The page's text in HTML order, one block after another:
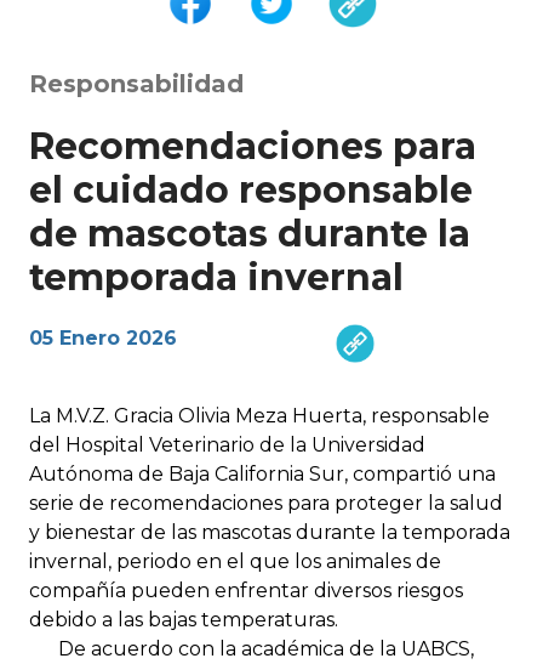
Responsabilidad
Recomendaciones para
el cuidado responsable
de mascotas durante la
temporada invernal
05 Enero 2026
La M.V.Z. Gracia Olivia Meza Huerta, responsable
del Hospital Veterinario de la Universidad
Autónoma de Baja California Sur, compartió una
serie de recomendaciones para proteger la salud
y bienestar de las mascotas durante la temporada
invernal, periodo en el que los animales de
compañía pueden enfrentar diversos riesgos
debido a las bajas temperaturas.
De acuerdo con la académica de la UABCS,